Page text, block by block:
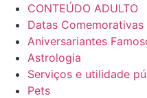
CONTEÚDO ADULTO
Datas Comemorativas
Aniversariantes
Astrologia
Serviços e utilidade
Pets